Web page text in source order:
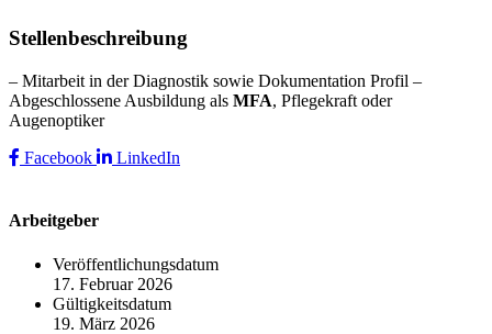
Stellenbeschreibung
– Mitarbeit in der Diagnostik sowie Dokumentation Profil –
Abgeschlossene Ausbildung als MFA, Pflegekraft oder
Augenoptiker
Facebook
LinkedIn
Arbeitgeber
Veröffentlichungsdatum
17. Februar 2026
Gültigkeitsdatum
19. März 2026